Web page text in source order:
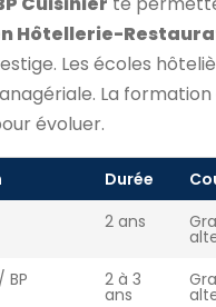
Hôtellerie-
Les écoles
La
évoluer.
Durée
2 ans
BP
2 à 3
ans